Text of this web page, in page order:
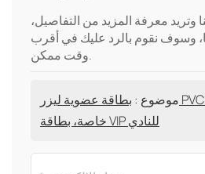
وتريد معرفة المزيد من التفاصيل،
وسوف نقوم بالرد عليك في أقرب
وقت ممكن.
موضوع : بطاقة عضوية ليزر PVC مطبوعة بحرفية
خاصة، بطاقة VIP للنادي